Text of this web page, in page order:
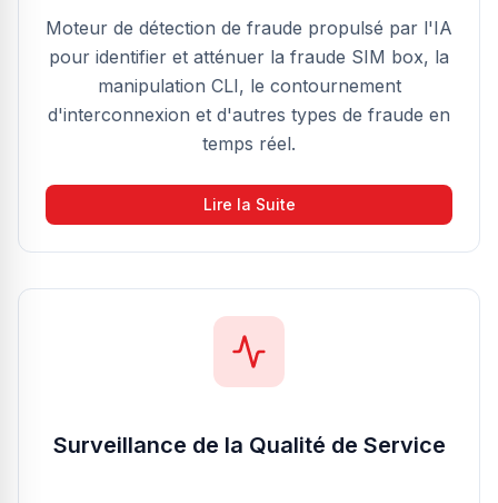
Moteur de détection de fraude propulsé par l'IA
pour identifier et atténuer la fraude SIM box, la
manipulation CLI, le contournement
d'interconnexion et d'autres types de fraude en
temps réel.
Lire la Suite
Surveillance de la Qualité de Service